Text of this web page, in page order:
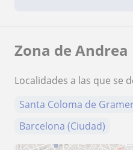
Zona de Andrea
Localidades a las que se
Santa Coloma de
Barcelona (Ciudad)